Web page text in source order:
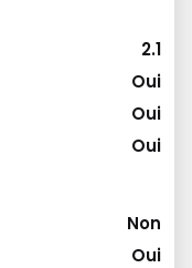
2.1
Oui
Oui
Oui
Non
Oui